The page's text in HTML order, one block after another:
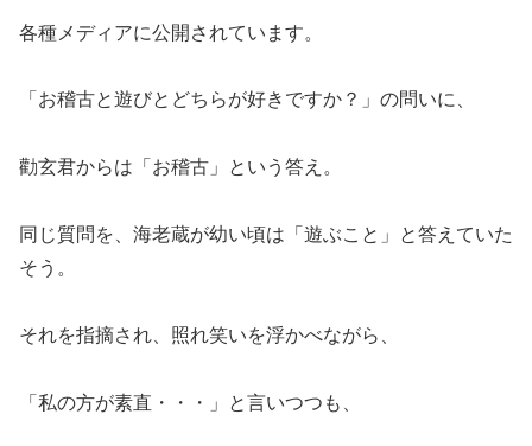
各種メディアに公開されています。
「お稽古と遊びとどちらが好きですか？」の問いに、
勸玄君からは「お稽古」という答え。
同じ質問を、海老蔵が幼い頃は「遊ぶこと」と答えていた
そう。
それを指摘され、照れ笑いを浮かべながら、
「私の方が素直・・・」と言いつつも、